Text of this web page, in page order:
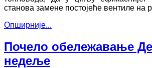
станова замене постојеће вентиле на
Опширније...
Почело обележавање
недеље